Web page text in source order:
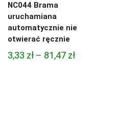
NC044 Brama
uruchamiana
automatycznie nie
otwierać ręcznie
3,33 zł – 81,47 złZakres